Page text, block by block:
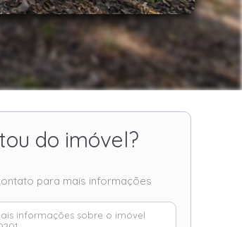
do imóvel?
para mais informações